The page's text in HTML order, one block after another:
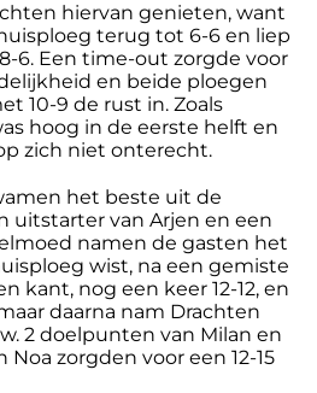
hiervan genieten, want
terug tot 6-6 en liep
6. Een time-out zorgde voor
en beide ploegen
10-9 de rust in. Zoals
hoog in de eerste helft en
zich niet onterecht.
het beste uit de
uitstarter van Arjen en een
namen de gasten het
wist, na een gemiste
kant, nog een keer 12-12, en
daarna nam Drachten
2 doelpunten van Milan en
zorgden voor een 12-15